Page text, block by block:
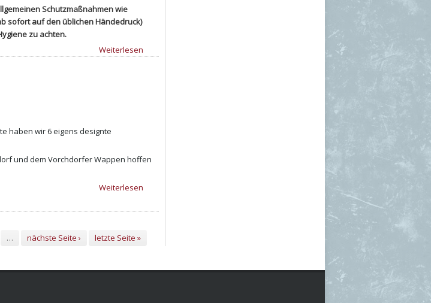
Schutzmaßnahmen wie
sofort auf den üblichen Händedruck)
zu achten.
Weiterlesen
haben wir 6 eigens designte
und dem Vorchdorfer Wappen hoffen
Weiterlesen
… nächste Seite › letzte Seite »